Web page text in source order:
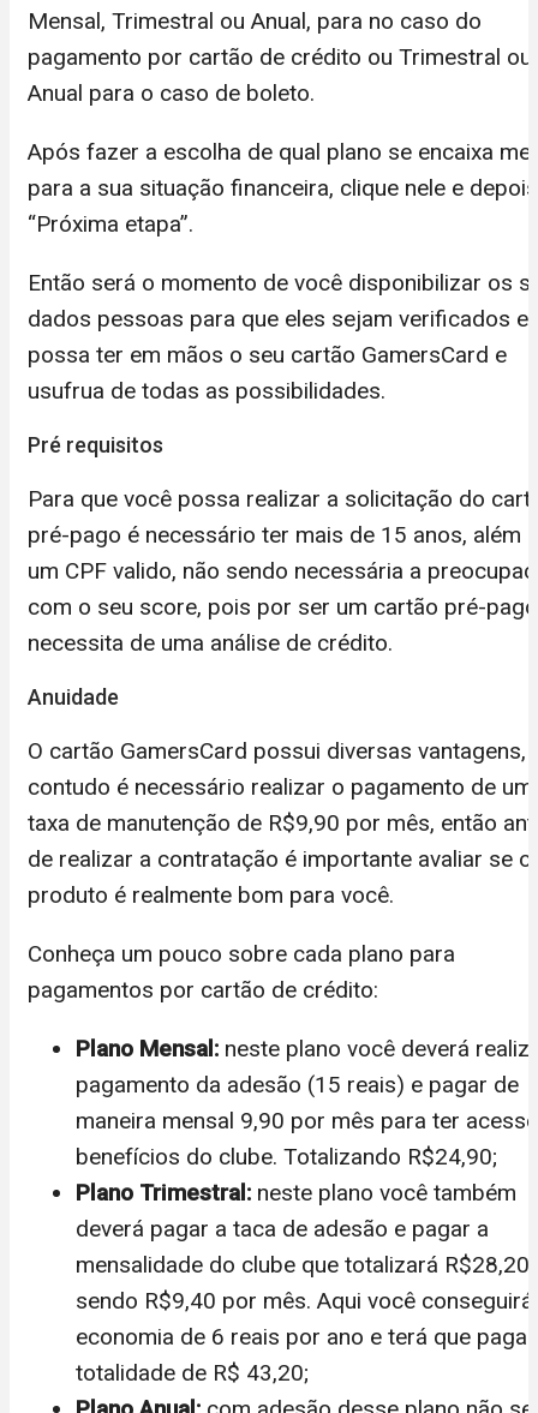
Mensal, Trimestral ou Anual, para no caso do
pagamento por cartão de crédito ou Trimestral ou
Anual para o caso de boleto.
Após fazer a escolha de qual plano se encaixa
para a sua situação financeira, clique nele e
“Próxima etapa”.
Então será o momento de você disponibilizar os
dados pessoas para que eles sejam verificados e
possa ter em mãos o seu cartão GamersCard e
usufrua de todas as possibilidades.
Pré requisitos
Para que você possa realizar a solicitação do
pré-pago é necessário ter mais de 15 anos, além
um CPF valido, não sendo necessária a
com o seu score, pois por ser um cartão pré-
necessita de uma análise de crédito.
Anuidade
O cartão GamersCard possui diversas vantagens,
contudo é necessário realizar o pagamento de
taxa de manutenção de R$9,90 por mês, então
de realizar a contratação é importante avaliar se o
produto é realmente bom para você.
Conheça um pouco sobre cada plano para
pagamentos por cartão de crédito:
Plano Mensal: neste plano você deverá
pagamento da adesão (15 reais) e pagar de
maneira mensal 9,90 por mês para ter
benefícios do clube. Totalizando R$24,90;
Plano Trimestral: neste plano você também
deverá pagar a taca de adesão e pagar a
mensalidade do clube que totalizará R$28,20,
sendo R$9,40 por mês. Aqui você conseguirá
economia de 6 reais por ano e terá que
totalidade de R$ 43,20;